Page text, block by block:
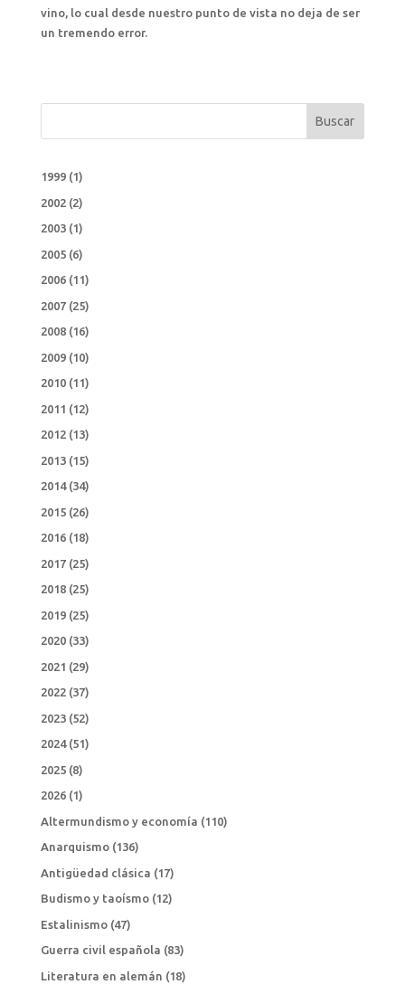
vino, lo cual desde nuestro punto de vista no deja de ser
un tremendo error.
Buscar
1999(1)
2002(2)
2003(1)
2005(6)
2006(11)
2007(25)
2008(16)
2009(10)
2010(11)
2011 (12)
2012(13)
2013(15)
2014(34)
2015(26)
2016(18)
2017(25)
2018(25)
2019(25)
2020(33)
2021 (29)
2022(37)
2023(52)
2024(51)
2025(8)
2026(1)
Altermundismo y economía (110)
Anarquismo(136)
Antigüedad clásica (17)
Budismo y taoísmo(12)
Estalinismo(47)
Guerra civil española (83)
Literatura en alemán (18)